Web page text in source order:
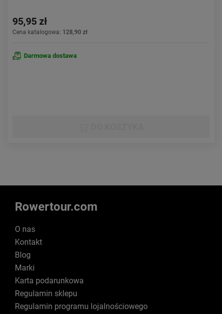
95,95 zł
Cena katalogowa: 128,90 zł
Darmowa dostawa
Rowertour.com
O nas
Kontakt
Blog
Marki
Karta podarunkowa
Regulamin sklepu
Regulamin programu lojalnościowego